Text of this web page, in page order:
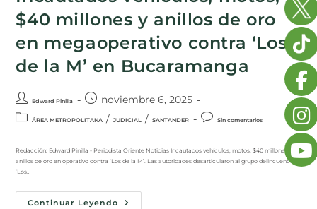
$40 millones y anillos de oro
en megaoperativo contra ‘Los
de la M’ en Bucaramanga
Edward Pinilla noviembre 6, 2025
ÁREA METROPOLITANA / JUDICIAL / SANTANDER Sin comentarios
Redacción: Edward Pinilla - Periodista Oriente Noticias Incautados vehículos, motos, $40 millones y
anillos de oro en operativo contra ‘Los de la M’. Las autoridades desarticularon al grupo delincuencial
‘Los…
Continuar Leyendo